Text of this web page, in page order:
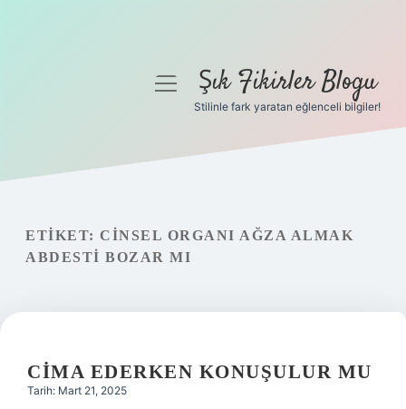
Gizlilik Politikası
Hakkımızda
menüyüŞık Fikirler Blogu
Stilinle fark yaratan eğlenceli bilgiler!
ETIKET: CINSEL ORGANI AĞZA ALMAK
ABDESTI BOZAR MI
CIMA EDERKEN KONUŞULUR MU
Tarih: Mart 21, 2025